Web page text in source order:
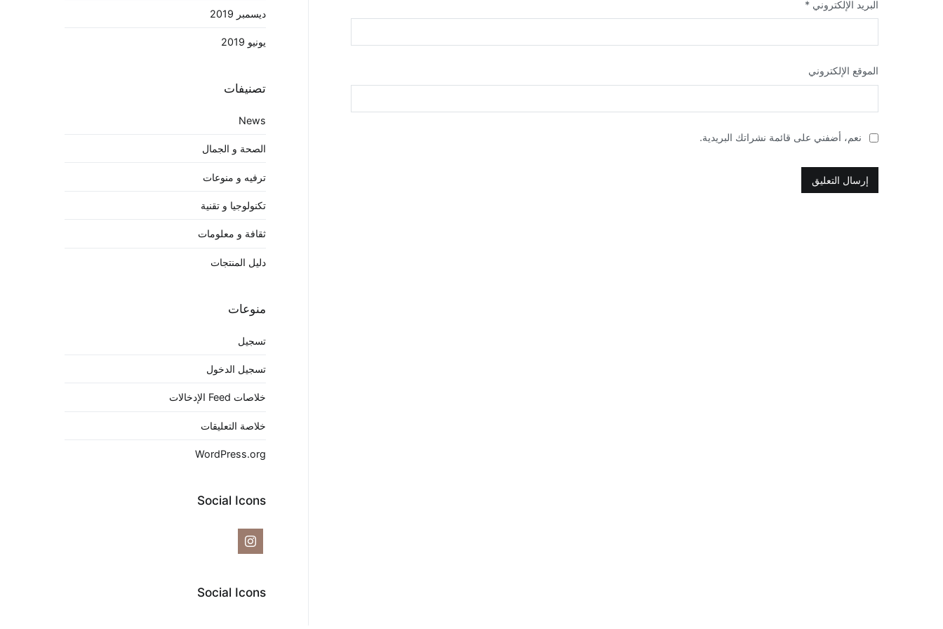
البريد الإلكتروني *
الموقع الإلكتروني
نعم، أضفني على قائمة نشراتك البريدية.
ديسمبر 2019
يونيو 2019
تصنيفات
News
الصحة و الجمال
ترفيه و منوعات
تكنولوجيا و تقنية
ثقافة و معلومات
دليل المنتجات
منوعات
تسجيل
تسجيل الدخول
خلاصات Feed الإدخالات
خلاصة التعليقات
WordPress.org
Social Icons
Social Icons